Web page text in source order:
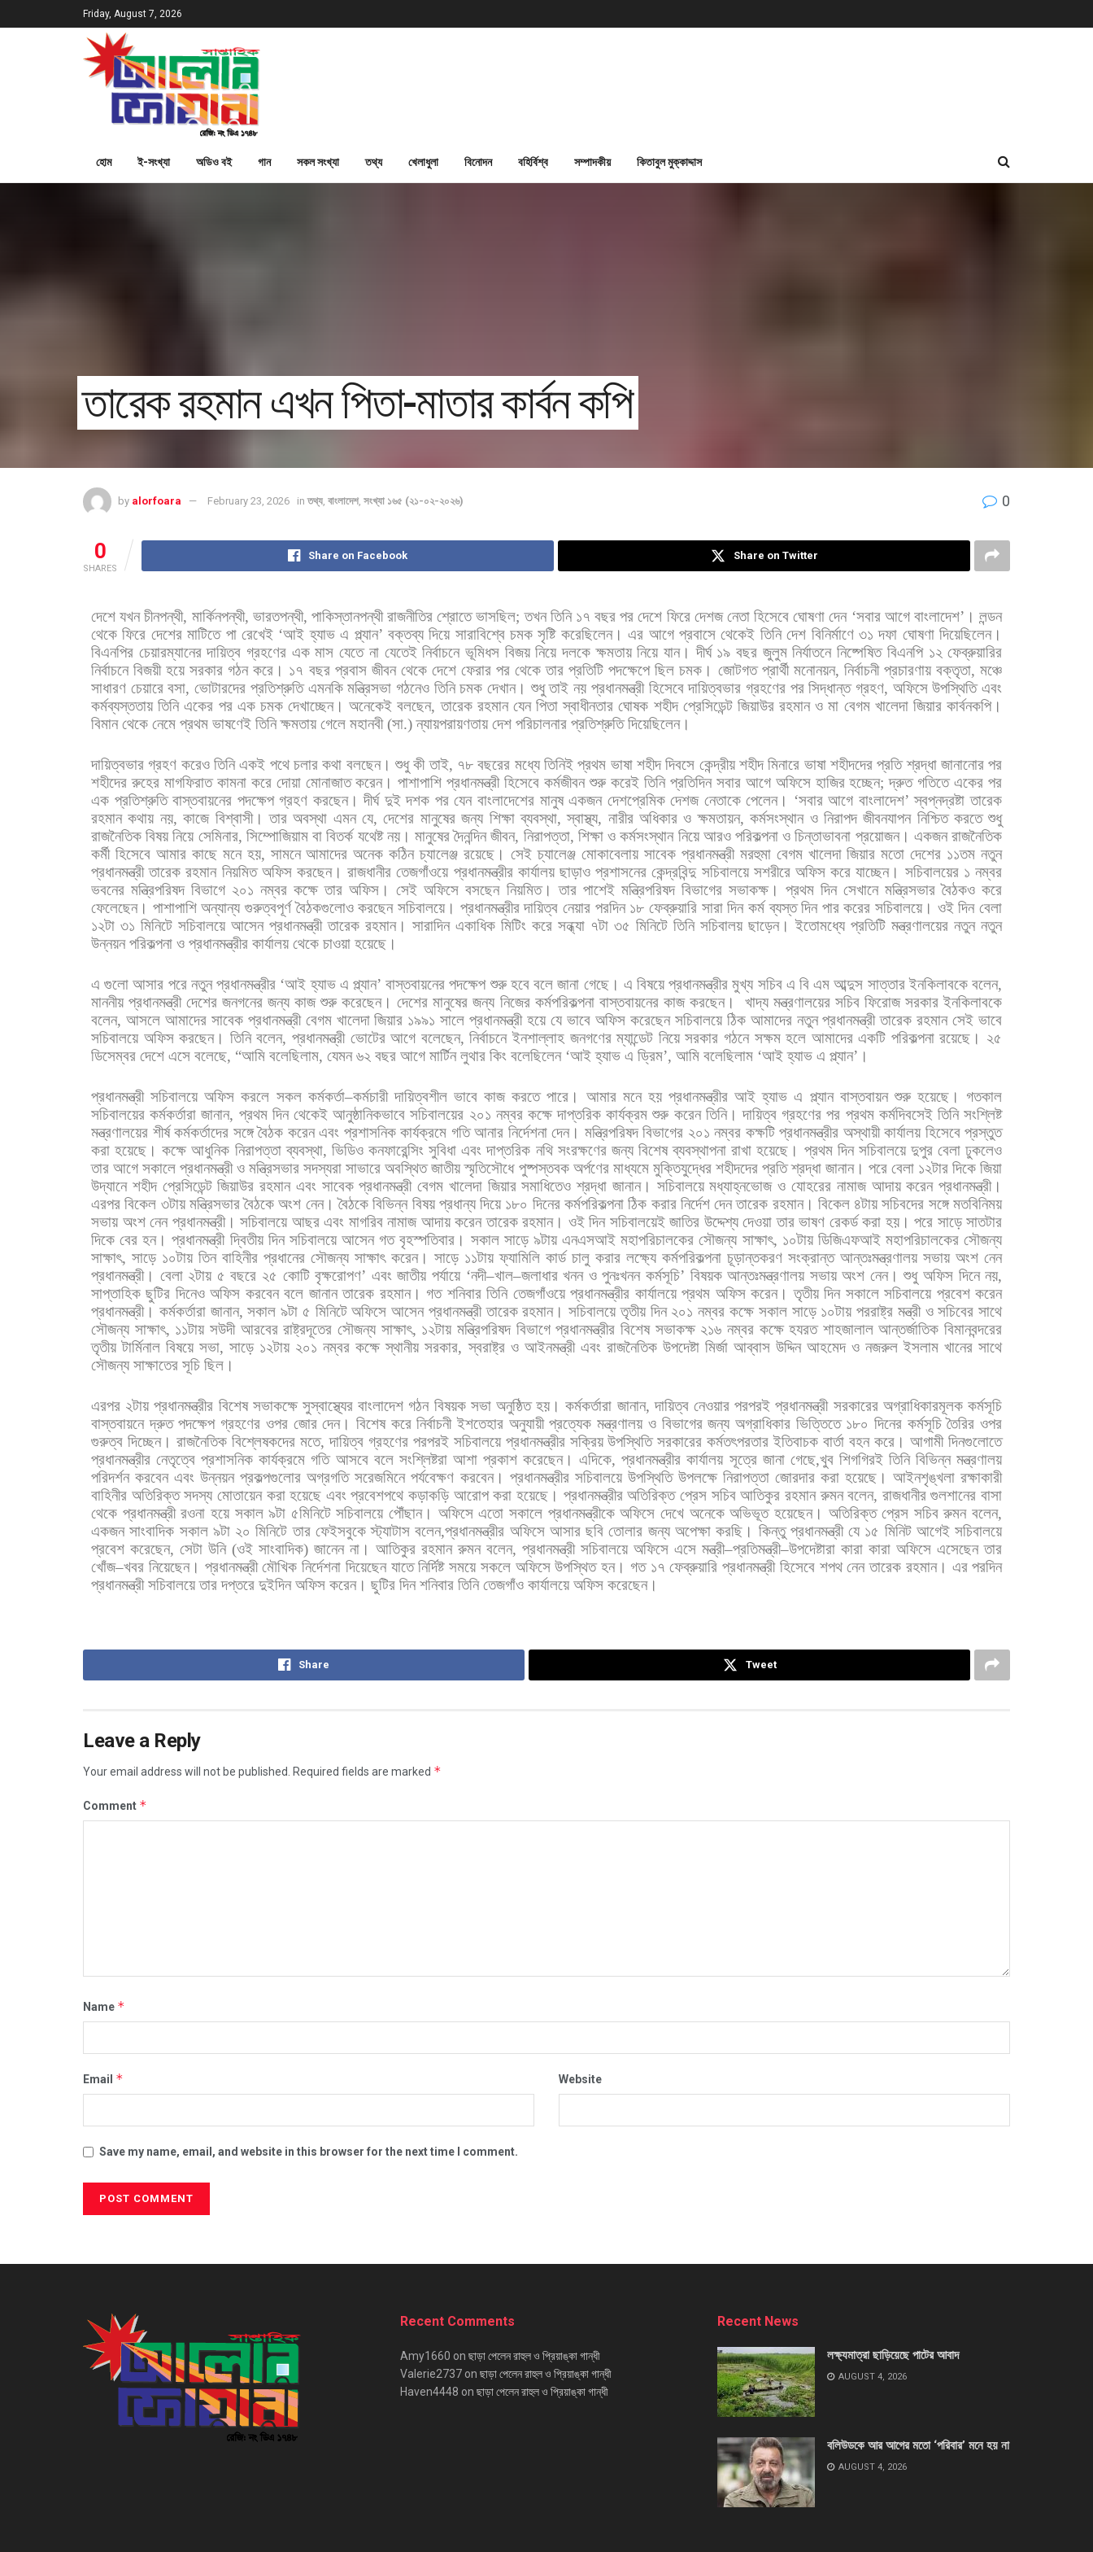
Friday, August 7, 2026
হোম ই-সংখ্যা অডিও বই গান সকল সংখ্যা তথ্য খেলাধুলা বিনোদন বহির্বিশ্ব সম্পাদকীয় কিতাবুল মুক্কাদ্দাস
তারেক রহমান এখন পিতা-মাতার কার্বন কপি
by alorfoara February 23, 2026 in তথ্য, বাংলাদেশ, সংখ্যা ১৬৫ (২১-০২-২০২৬) 0
0
SHARES
Share on Facebook Share on Twitter
দেশে যখন চীনপন্থী, মার্কিনপন্থী, ভারতপন্থী, পাকিস্তানপন্থী রাজনীতির শ্রোতে ভাসছিল;তখন তিনি ১৭ বছর পর দেশে ফিরে দেশজ নেতা হিসেবে ঘোষণা দেন‘সবার আগে বাংলাদেশ’ । লন্ডন
থেকে ফিরে দেশের মাটিতে পা রেখেই‘আই হ্যাভ এ প্ল্যান’ বক্তব্য দিয়ে সারাবিশ্বে চমক সৃষ্টি করেছিলেন। এর আগে প্রবাসে থেকেই তিনি দেশ বিনির্মাণে ৩১ দফা ঘোষণা দিয়েছিলেন।
বিএনপির চেয়ারম্যানের দায়িত্ব গ্রহণের এক মাস যেতে না যেতেই নির্বাচনে ভূমিধস বিজয় নিয়ে দলকে ক্ষমতায় নিয়ে যান। দীর্ঘ ১৯ বছর জুলুম নির্যাতনে নিষ্পেষিত বিএনপি ১২ ফেব্রুয়ারির
নির্বাচনে বিজয়ী হয়ে সরকার গঠন করে। ১৭ বছর প্রবাস জীবন থেকে দেশে ফেরার পর থেকে তার প্রতিটি পদক্ষেপে ছিল চমক। জোটগত প্রার্থী মনোনয়ন, নির্বাচনী প্রচারণায় বক্তৃতা,মঞ্চে
সাধারণ চেয়ারে বসা,ভোটারদের প্রতিশ্রুতি এমনকি মন্ত্রিসভা গঠনেও তিনি চমক দেখান। শুধু তাই নয় প্রধানমন্ত্রী হিসেবে দায়িত্বভার গ্রহণের পর সিদ্ধান্ত গ্রহণ, অফিসে উপস্থিতি এবং
কর্মব্যস্ততায় তিনি একের পর এক চমক দেখাচ্ছেন। অনেকেই বলছেন,তারেক রহমান যেন পিতা স্বাধীনতার ঘোষক শহীদ প্রেসিডেন্ট জিয়াউর রহমান ও মা বেগম খালেদা জিয়ার কার্বনকপি।
বিমান থেকে নেমে প্রথম ভাষণেই তিনি ক্ষমতায় গেলে মহানবী(সা.)ন্যায়পরায়ণতায় দেশ পরিচালনার প্রতিশ্রুতি দিয়েছিলেন।
দায়িত্বভার গ্রহণ করেও তিনি একই পথে চলার কথা বলছেন। শুধু কী তাই, ৭৮ বছরের মধ্যে তিনিই প্রথম ভাষা শহীদ দিবসে কেন্দ্রীয় শহীদ মিনারে ভাষা শহীদদের প্রতি শ্রদ্ধা জানানোর পর
শহীদের রুহের মাগফিরাত কামনা করে দোয়া মোনাজাত করেন। পাশাপাশি প্রধানমন্ত্রী হিসেবে কর্মজীবন শুরু করেই তিনি প্রতিদিন সবার আগে অফিসে হাজির হচ্ছেন;দ্রুত গতিতে একের পর
এক প্রতিশ্রুতি বাস্তবায়নের পদক্ষেপ গ্রহণ করছেন। দীর্ঘ দুই দশক পর যেন বাংলাদেশের মানুষ একজন দেশপ্রেমিক দেশজ নেতাকে পেলেন। ‘সবার আগে বাংলাদেশ’স্বপ্নদ্রষ্টা তারেক
রহমান কথায় নয়,কাজে বিশ্বাসী। তার অবস্থা এমন যে,দেশের মানুষের জন্য শিক্ষা ব্যবস্থা,স্বাস্থ্য, নারীর অধিকার ও ক্ষমতায়ন,কর্মসংস্থান ও নিরাপদ জীবনযাপন নিশ্চিত করতে শুধু
রাজনৈতিক বিষয় নিয়ে সেমিনার, সিম্পোজিয়াম বা বিতর্ক যথেষ্ট নয়। মানুষের দৈনন্দিন জীবন, নিরাপত্তা, শিক্ষা ও কর্মসংস্থান নিয়ে আরও পরিকল্পনা ও চিন্তাভাবনা প্রয়োজন। একজন রাজনৈতিক
কর্মী হিসেবে আমার কাছে মনে হয়, সামনে আমাদের অনেক কঠিন চ্যালেঞ্জ রয়েছে। সেই চ্যালেঞ্জ মোকাবেলায় সাবেক প্রধানমন্ত্রী মরহুমা বেগম খালেদা জিয়ার মতো দেশের ১১তম নতুন
প্রধানমন্ত্রী তারেক রহমান নিয়মিত অফিস করছেন। রাজধানীর তেজগাঁওয়ে প্রধানমন্ত্রীর কার্যালয় ছাড়াও প্রশাসনের কেন্দ্রবিন্দু সচিবালয়ে সশরীরে অফিস করে যাচ্ছেন। সচিবালয়ের ১ নম্বর
ভবনের মন্ত্রিপরিষদ বিভাগে ২০১ নম্বর কক্ষে তার অফিস। সেই অফিসে বসছেন নিয়মিত। তার পাশেই মন্ত্রিপরিষদ বিভাগের সভাকক্ষ। প্রথম দিন সেখানে মন্ত্রিসভার বৈঠকও করে
ফেলেছেন। পাশাপাশি অন্যান্য গুরুত্বপূর্ণ বৈঠকগুলোও করছেন সচিবালয়ে। প্রধানমন্ত্রীর দায়িত্ব নেয়ার পরদিন ১৮ ফেব্রুয়ারি সারা দিন কর্ম ব্যস্ত দিন পার করের সচিবালয়ে। ওই দিন বেলা
১২টা ৩১ মিনিটে সচিবালয়ে আসেন প্রধানমন্ত্রী তারেক রহমান। সারাদিন একাধিক মিটিং করে সন্ধ্যা ৭টা ৩৫ মিনিটে তিনি সচিবালয় ছাড়েন। ইতোমধ্যে প্রতিটি মন্ত্রণালয়ের নতুন নতুন
উন্নয়ন পরিকল্পনা ও প্রধানমন্ত্রীর কার্যালয় থেকে চাওয়া হয়েছে।
এ গুলো আসার পরে নতুন প্রধানমন্ত্রীর ‘আই হ্যাভ এ প্ল্যান’বাস্তবায়নের পদক্ষেপ শুরু হবে বলে জানা গেছে। এ বিষয়ে প্রধানমন্ত্রীর মুখ্য সচিব এ বি এম আব্দুস সাত্তার ইনকিলাবকে বলেন,
মাননীয় প্রধানমন্ত্রী দেশের জনগনের জন্য কাজ শুরু করেছেন। দেশের মানুষের জন্য নিজের কর্মপরিকল্পনা বাস্তবায়নের কাজ করছেন। খাদ্য মন্ত্রণালয়ের সচিব ফিরোজ সরকার ইনকিলাবকে
বলেন, আসলে আমাদের সাবেক প্রধানমন্ত্রী বেগম খালেদা জিয়ার ১৯৯১ সালে প্রধানমন্ত্রী হয়ে যে ভাবে অফিস করেছেন সচিবালয়ে ঠিক আমাদের নতুন প্রধানমন্ত্রী তারেক রহমান সেই ভাবে
সচিবালয়ে অফিস করছেন। তিনি বলেন, প্রধানমন্ত্রী ভোটের আগে বলেছেন,নির্বাচনে ইনশাল্লাহ জনগণের ম্যান্ডেট নিয়ে সরকার গঠনে সক্ষম হলে আমাদের একটি পরিকল্পনা রয়েছে। ২৫
ডিসেম্বর দেশে এসে বলেছে, “আমি বলেছিলাম, যেমন ৬২ বছর আগে মার্টিন লুথার কিং বলেছিলেন‘আই হ্যাভ এ ড্রিম’, আমি বলেছিলাম ‘আই হ্যাভ এ প্ল্যান’ ।
প্রধানমন্ত্রী সচিবালয়ে অফিস করলে সকল কর্মকর্তা–কর্মচারী দায়িত্বশীল ভাবে কাজ করতে পারে। আমার মনে হয় প্রধানমন্ত্রীর আই হ্যাভ এ প্ল্যান বাস্তবায়ন শুরু হয়েছে।
গতকাল
সচিবালয়ের কর্মকর্তারা জানান, প্রথম দিন থেকেই আনুষ্ঠানিকভাবে সচিবালয়ের ২০১ নম্বর কক্ষে দাপ্তরিক কার্যক্রম শুরু করেন তিনি। দায়িত্ব গ্রহণের পর প্রথম কর্মদিবসেই তিনি সংশ্লিষ্ট
মন্ত্রণালয়ের শীর্ষ কর্মকর্তাদের সঙ্গে বৈঠক করেন এবং প্রশাসনিক কার্যক্রমে গতি আনার নির্দেশনা দেন। মন্ত্রিপরিষদ বিভাগের ২০১ নম্বর কক্ষটি প্রধানমন্ত্রীর অস্থায়ী কার্যালয় হিসেবে প্রস্তুত
করা হয়েছে। কক্ষে আধুনিক নিরাপত্তা ব্যবস্থা, ভিডিও কনফারেন্সিং সুবিধা এবং দাপ্তরিক নথি সংরক্ষণের জন্য বিশেষ ব্যবস্থাপনা রাখা হয়েছে। প্রথম দিন সচিবালয়ে দুপুর বেলা ঢুকলেও
তার আগে সকালে প্রধানমন্ত্রী ও মন্ত্রিসভার সদস্যরা সাভারে অবস্থিত জাতীয় স্মৃতিসৌধে পুষ্পস্তবক অর্পণের মাধ্যমে মুক্তিযুদ্ধের শহীদদের প্রতি শ্রদ্ধা জানান। পরে বেলা ১২টার দিকে জিয়া
উদ্যানে শহীদ প্রেসিডেন্ট জিয়াউর রহমান এবং সাবেক প্রধানমন্ত্রী বেগম খালেদা জিয়ার সমাধিতেও শ্রদ্ধা জানান। সচিবালয়ে মধ্যাহ্নভোজ ও যোহরের নামাজ আদায় করেন প্রধানমন্ত্রী।
এরপর বিকেল ৩টায় মন্ত্রিসভার বৈঠকে অংশ নেন। বৈঠকে বিভিন্ন বিষয় প্রধান্য দিয়ে ১৮০ দিনের কর্মপরিকল্পনা ঠিক করার নির্দেশ দেন তারেক রহমান। বিকেল ৪টায় সচিবদের সঙ্গে মতবিনিময়
সভায় অংশ নেন প্রধানমন্ত্রী। সচিবালয়ে আছর এবং মাগরিব নামাজ আদায় করেন তারেক রহমান। ওই দিন সচিবালয়েই জাতির উদ্দেশ্য দেওয়া তার ভাষণ রেকর্ড করা হয়। পরে সাড়ে সাতটার
দিকে বের হন। প্রধানমন্ত্রী দ্বিতীয় দিন সচিবালয়ে আসেন গত বৃহস্পতিবার। সকাল সাড়ে ৯টায় এনএসআই মহাপরিচালকের সৌজন্য সাক্ষাৎ, ১০টায় ডিজিএফআই মহাপরিচালকের সৌজন্য
সাক্ষাৎ, সাড়ে ১০টায় তিন বাহিনীর প্রধানের সৌজন্য সাক্ষাৎ করেন। সাড়ে ১১টায় ফ্যামিলি কার্ড চালু করার লক্ষ্যে কর্মপরিকল্পনা চূড়ান্তকরণ সংক্রান্ত আন্তঃমন্ত্রণালয় সভায় অংশ নেন
প্রধানমন্ত্রী। বেলা ২টায় ৫ বছরে ২৫ কোটি বৃক্ষরোপণ’ এবং জাতীয় পর্যায়ে‘নদী–খাল–জলাধার খনন ও পুনঃখনন কর্মসূচি’ বিষয়ক আন্তঃমন্ত্রণালয় সভায় অংশ নেন। শুধু অফিস দিনে নয়,
সাপ্তাহিক ছুটির দিনেও অফিস করবেন বলে জানান তারেক রহমান। গত শনিবার তিনি তেজগাঁওয়ে প্রধানমন্ত্রীর কার্যালয়ে প্রথম অফিস করেন। তৃতীয় দিন সকালে সচিবালয়ে প্রবেশ করেন
প্রধানমন্ত্রী। কর্মকর্তারা জানান,সকাল ৯টা ৫ মিনিটে অফিসে আসেন প্রধানমন্ত্রী তারেক রহমান। সচিবালয়ে তৃতীয় দিন ২০১ নম্বর কক্ষে সকাল সাড়ে ১০টায় পররাষ্ট্র মন্ত্রী ও সচিবের সাথে
সৌজন্য সাক্ষাৎ, ১১টায় সউদী আরবের রাষ্ট্রদূতের সৌজন্য সাক্ষাৎ, ১২টায় মন্ত্রিপরিষদ বিভাগে প্রধানমন্ত্রীর বিশেষ সভাকক্ষ ২১৬ নম্বর কক্ষে হযরত শাহজালাল আন্তর্জাতিক বিমানবন্দরের
তৃতীয় টার্মিনাল বিষয়ে সভা,সাড়ে ১২টায় ২০১ নম্বর কক্ষে স্থানীয় সরকার,স্বরাষ্ট্র ও আইনমন্ত্রী এবং রাজনৈতিক উপদেষ্টা মির্জা আব্বাস উদ্দিন আহমেদ ও নজরুল ইসলাম খানের সাথে
সৌজন্য সাক্ষাতের সূচি ছিল।
এরপর ২টায় প্রধানমন্ত্রীর বিশেষ সভাকক্ষে সুস্বাস্থ্যের বাংলাদেশ গঠন বিষয়ক সভা অনুষ্ঠিত হয়। কর্মকর্তারা জানান,দায়িত্ব নেওয়ার পরপরই প্রধানমন্ত্রী সরকারের অগ্রাধিকারমূলক কর্মসূচি
বাস্তবায়নে দ্রুত পদক্ষেপ গ্রহণের ওপর জোর দেন। বিশেষ করে নির্বাচনী ইশতেহার অনুযায়ী প্রত্যেক মন্ত্রণালয় ও বিভাগের জন্য অগ্রাধিকার ভিত্তিতে ১৮০ দিনের কর্মসূচি তৈরির ওপর
গুরুত্ব দিচ্ছেন। রাজনৈতিক বিশ্লেষকদের মতে,দায়িত্ব গ্রহণের পরপরই সচিবালয়ে প্রধানমন্ত্রীর সক্রিয় উপস্থিতি সরকারের কর্মতৎপরতার ইতিবাচক বার্তা বহন করে। আগামী দিনগুলোতে
প্রধানমন্ত্রীর নেতৃত্বে প্রশাসনিক কার্যক্রমে গতি আসবে বলে সংশ্লিষ্টরা আশা প্রকাশ করেছেন। এদিকে,প্রধানমন্ত্রীর কার্যালয় সূত্রে জানা গেছে,খুব শিগগিরই তিনি বিভিন্ন মন্ত্রণালয়
পরিদর্শন করবেন এবং উন্নয়ন প্রকল্পগুলোর অগ্রগতি সরেজমিনে পর্যবেক্ষণ করবেন। প্রধানমন্ত্রীর সচিবালয়ে উপস্থিতি উপলক্ষে নিরাপত্তা জোরদার করা হয়েছে। আইনশৃঙ্খলা রক্ষাকারী
বাহিনীর অতিরিক্ত সদস্য মোতায়েন করা হয়েছে এবং প্রবেশপথে কড়াকড়ি আরোপ করা হয়েছে। প্রধানমন্ত্রীর অতিরিক্ত প্রেস সচিব আতিকুর রহমান রুমন বলেন, রাজধানীর গুলশানের বাসা
থেকে প্রধানমন্ত্রী রওনা হয়ে সকাল ৯টা ৫মিনিটে সচিবালয়ে পৌঁছান। অফিসে এতো সকালে প্রধানমন্ত্রীকে অফিসে দেখে অনেকে অভিভূত হয়েছেন। অতিরিক্ত প্রেস সচিব রুমন বলেন,
একজন সাংবাদিক সকাল ৯টা ২০ মিনিটে তার ফেইসবুকে স্ট্যাটাস বলেন,প্রধানমন্ত্রীর অফিসে আসার ছবি তোলার জন্য অপেক্ষা করছি। কিন্তু প্রধানমন্ত্রী যে ১৫ মিনিট আগেই সচিবালয়ে
প্রবেশ করেছেন, সেটা উনি(ওই সাংবাদিক) জানেন না। আতিকুর রহমান রুমন বলেন, প্রধানমন্ত্রী সচিবালয়ে অফিসে এসে মন্ত্রী–প্রতিমন্ত্রী–উপদেষ্টারা কারা কারা অফিসে এসেছেন তার
খোঁজ–খবর নিয়েছেন। প্রধানমন্ত্রী মৌখিক নির্দেশনা দিয়েছেন যাতে নির্দিষ্ট সময়ে সকলে অফিসে উপস্থিত হন। গত ১৭ ফেব্রুয়ারি প্রধানমন্ত্রী হিসেবে শপথ নেন তারেক রহমান। এর পরদিন
প্রধানমন্ত্রী সচিবালয়ে তার দপ্তরে দুইদিন অফিস করেন। ছুটির দিন শনিবার তিনি তেজগাঁও কার্যালয়ে অফিস করেছেন।
Share Tweet
Leave a Reply
Your email address will not be published. Required fields are marked *
Comment *
Name *
Email * Website
Save my name, email, and website in this browser for the next time I comment.
Recent Comments
Amy1660 on ছাড়া পেলেন রাহুল ও প্রিয়াঙ্কা গান্ধী
Valerie2737 on ছাড়া পেলেন রাহুল ও প্রিয়াঙ্কা গান্ধী
Haven4448 on ছাড়া পেলেন রাহুল ও প্রিয়াঙ্কা গান্ধী
Recent News
লক্ষ্যমাত্রা ছাড়িয়েছে পাটের আবাদ
AUGUST 4, 2026
বলিউডকে আর আগের মতো ‘পরিবার’ মনে হয় না
AUGUST 4, 2026